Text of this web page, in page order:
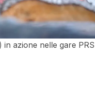
in azione nelle gare PRS